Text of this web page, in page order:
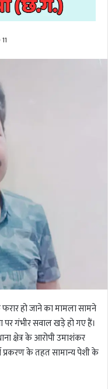
11
हो जाने का मामला सामने
पर गंभीर सवाल खड़े हो गए हैं।
क्षेत्र के आरोपी उमाशंकर
प्रकरण के तहत सामान्य पेशी के